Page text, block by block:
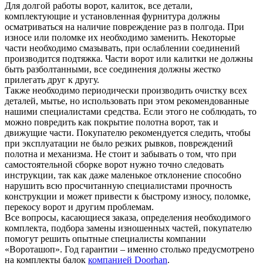
Для долгой работы ворот, калиток, все детали,
комплектующие и установленная фурнитура должны
осматриваться на наличие повреждение раз в полгода. При
износе или поломке их необходимо заменить. Некоторые
части необходимо смазывать, при ослаблении соединений
производится подтяжка. Части ворот или калитки не должны
быть разболтанными, все соединения должны жестко
прилегать друг к другу.
Также необходимо периодически производить очистку всех
деталей, мытье, но использовать при этом рекомендованные
нашими специалистами средства. Если этого не соблюдать, то
можно повредить как покрытие полотна ворот, так и
движущие части. Покупателю рекомендуется следить, чтобы
при эксплуатации не было резких рывков, повреждений
полотна и механизма. Не стоит и забывать о том, что при
самостоятельной сборке ворот нужно точно следовать
инструкции, так как даже маленькое отклонение способно
нарушить всю просчитанную специалистами прочность
конструкции и может привести к быстрому износу, поломке,
перекосу ворот и другим проблемам.
Все вопросы, касающиеся заказа, определения необходимого
комплекта, подбора замены изношенных частей, покупателю
помогут решить опытные специалисты компании
«Вороташоп». Год гарантии – именно столько предусмотрено
на комплекты балок компанией Doorhan.